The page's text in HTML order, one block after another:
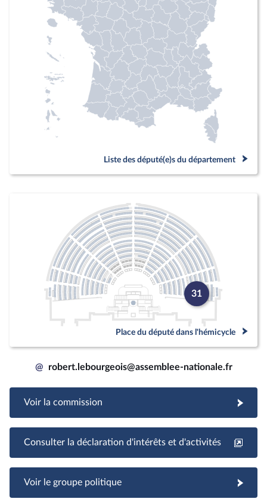
Liste des député(e)s du département
31
Place du député dans l'hémicycle
@ robert.lebourgeois@assemblee-nationale.fr
Voir la commission
Consulter la déclaration d'intérêts et d'activités
Voir le groupe politique